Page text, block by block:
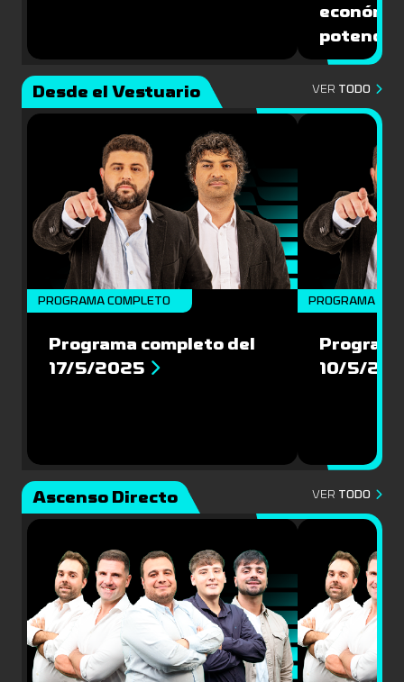
Desde el Vestuario VER TODO
PROGRAMA COMPLETO
Programa completo del
17/5/2025
PROGRAMA
10/5/
Ascenso Directo VER TODO